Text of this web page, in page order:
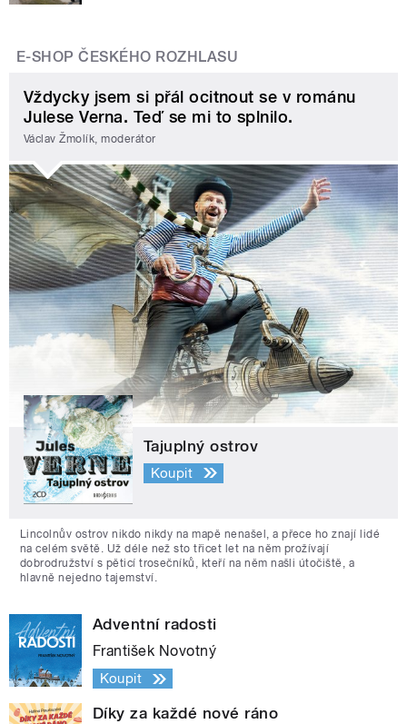
E-SHOP ČESKÉHO ROZHLASU
Vždycky jsem si přál ocitnout se v románu
Julese Verna. Teď se mi to splnilo.
Václav Žmolík, moderátor
Tajuplný ostrov
Koupit
Lincolnův ostrov nikdo nikdy na mapě nenašel, a přece ho znají lidé
na celém světě. Už déle než sto třicet let na něm prožívají
dobrodružství s pěticí trosečníků, kteří na něm našli útočiště, a
hlavně nejedno tajemství.
Adventní radosti
František Novotný
Koupit
Díky za každé nové ráno